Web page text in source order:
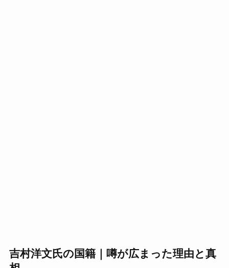
吉村洋文氏の国籍｜噂が広まった理由と真